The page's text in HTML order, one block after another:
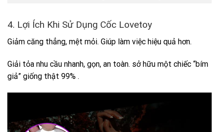
4. Lợi Ích Khi Sử Dụng Cốc Lovetoy
Giảm căng thẳng, mệt mỏi. Giúp làm việc hiệu quả hơn.
Giải tỏa nhu cầu nhanh, gọn, an toàn. sở hữu một chiếc “bím
giả” giống thật 99% .